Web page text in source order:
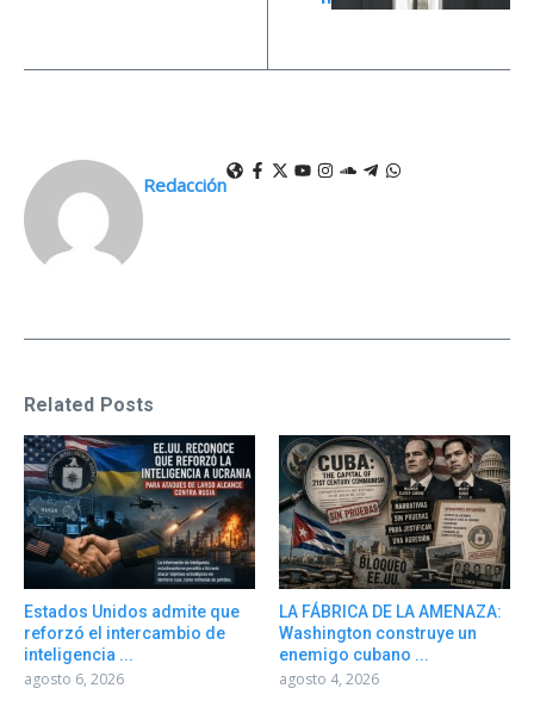
Redacción
Related Posts
Estados Unidos admite que
reforzó el intercambio de
inteligencia ...
agosto 6, 2026
LA FÁBRICA DE LA AMENAZA:
Washington construye un
enemigo cubano ...
agosto 4, 2026